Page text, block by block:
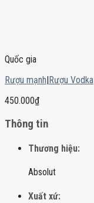
Quốc gia
Rượu mạnh|Rượu Vodka
450.000₫
Thông tin
Thương hiệu:
Absolut
Xuất xứ: